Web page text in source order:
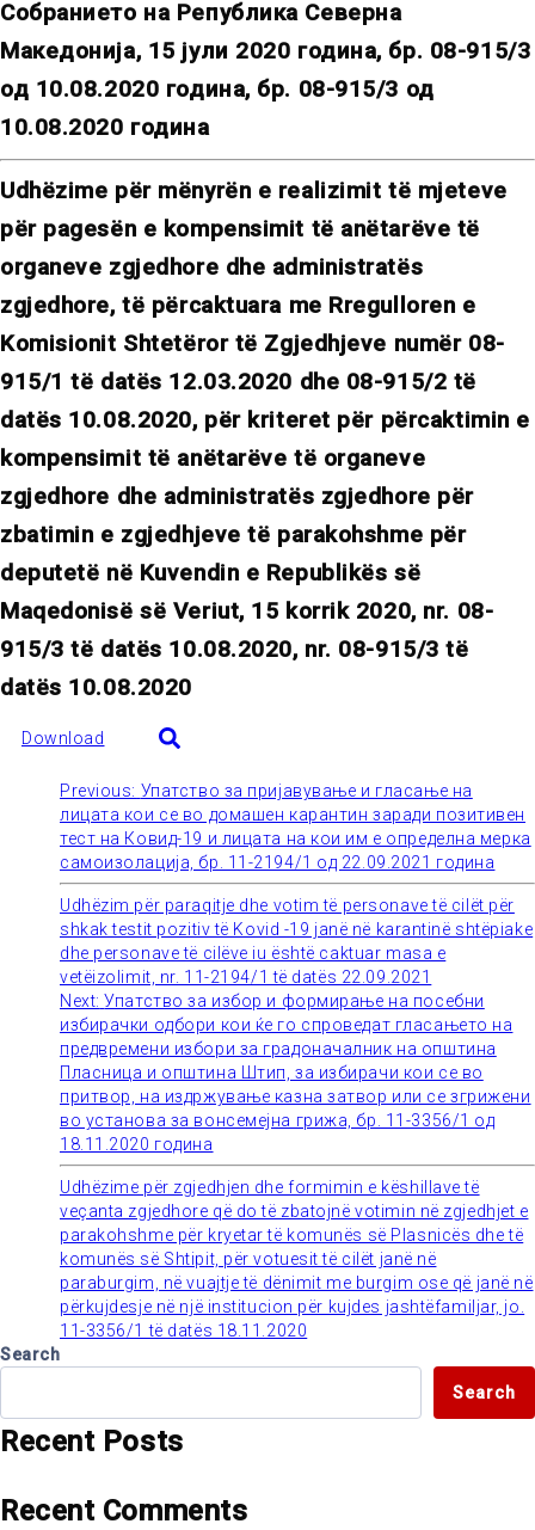
Собранието на Република Северна
Македонија, 15 јули 2020 година, бр. 08-915/3
од 10.08.2020 година, бр. 08-915/3 од
10.08.2020 година
Udhëzime për mënyrën e realizimit të mjeteve
për pagesën e kompensimit të anëtarëve të
organeve zgjedhore dhe administratës
zgjedhore, të përcaktuara me Rregulloren e
Komisionit Shtetëror të Zgjedhjeve numër 08-
915/1 të datës 12.03.2020 dhe 08-915/2 të
datës 10.08.2020, për kriteret për përcaktimin e
kompensimit të anëtarëve të organeve
zgjedhore dhe administratës zgjedhore për
zbatimin e zgjedhjeve të parakohshme për
deputetë në Kuvendin e Republikës së
Maqedonisë së Veriut, 15 korrik 2020, nr. 08-
915/3 të datës 10.08.2020, nr. 08-915/3 të
datës 10.08.2020
Download
Post
navigation
Previous: Упатство за пријавување и гласање на
лицата кои се во домашен карантин заради позитивен
тест на Ковид-19 и лицата на кои им е определна мерка
самоизолација, бр. 11-2194/1 од 22.09.2021 година
Udhëzim për paraqitje dhe votim të personave të cilët për
shkak testit pozitiv të Kovid -19 janë në karantinë shtëpiake
dhe personave të cilëve iu është caktuar masa e
vetëizolimit, nr. 11-2194/1 të datës 22.09.2021
Next: Упатство за избор и формирање на посебни
избирачки одбори кои ќе го спроведат гласањето на
предвремени избори за градоначалник на општина
Пласница и општина Штип, за избирачи кои се во
притвор, на издржување казна затвор или се згрижени
во установа за вонсемејна грижа, бр. 11-3356/1 од
18.11.2020 година
Udhëzime për zgjedhjen dhe formimin e këshillave të
veçanta zgjedhore që do të zbatojnë votimin në zgjedhjet e
parakohshme për kryetar të komunës së Plasnicës dhe të
komunës së Shtipit, për votuesit të cilët janë në
paraburgim, në vuajtje të dënimit me burgim ose që janë në
përkujdesje në një institucion për kujdes jashtëfamiljar, jo.
11-3356/1 të datës 18.11.2020
Search
Search
Recent Posts
Recent Comments